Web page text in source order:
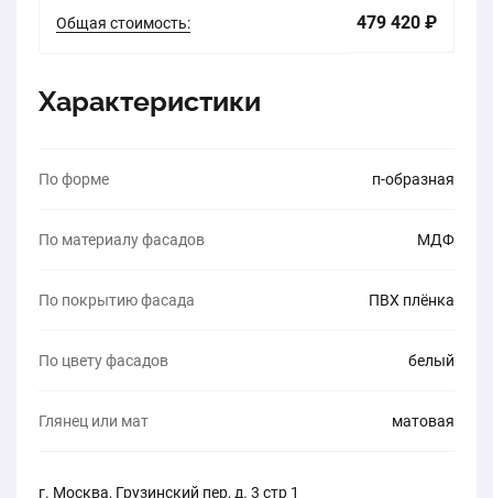
Общая стоимость: 479 420 ₽
Характеристики
По форме п-образная
По материалу фасадов МДФ
По покрытию фасада ПВХ плёнка
По цвету фасадов белый
Глянец или мат матовая
г. Москва, Грузинский пер, д. 3 стр 1